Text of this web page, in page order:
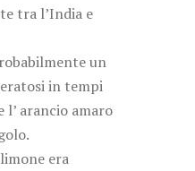
tra l’India e
un
in tempi
arancio amaro
era